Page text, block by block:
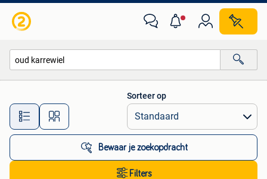
Alle afstanden…
Sorteer op
Bewaar je zoekopdracht
Filters